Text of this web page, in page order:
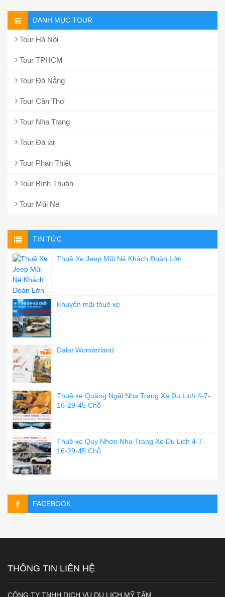
DANH MỤC TOUR
Tour Hà Nội
Tour TPHCM
Tour Đà Nẵng
Tour Cần Thơ
Tour Nha Trang
Tour Đà lạt
Tour Phan Thiết
Tour Bình Thuận
Tour Mũi Né
TIN TỨC
Thuê Xe Jeep Mũi Né Khách Đoàn Lớn
Khuyến mãi thuê xe
Dalat Wonderland
Thuê xe Quãng Ngãi Nha Trang Xe Du Lich 4-7-
16-29-45 Chỗ
Thuê xe Quy Nhơn Nha Trang Xe Du Lich 4-7-
16-29-45 Chỗ
FACEBOOK
THÔNG TIN LIÊN HỆ
CÔNG TY TNHH DỊCH VỤ DU LỊCH MỸ TÂM